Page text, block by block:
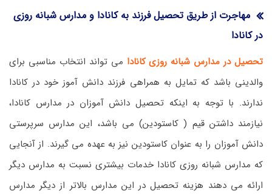
مهاجرت از طریق تحصیل فرزند به کانادا و مدارس شبانه روزی
در کانادا
تحصیل در مدارس شبانه روزی کانادا می تواند انتخاب مناسبی برای
والدینی باشد که تمایل به همراهی فرزند دانش آموز خود در کانادا
ندارند. با توجه به اینکه تحصیل دانش آموزان در مدارس کانادا،
نیازمند داشتن قیم ( کاستودین) می باشد، این مدارس سرپرستی
دانش آموزان را به عنوان کاستودین نیز به عهده می گیرند. از آنجایی
که مدارس شبانه روزی کانادا خدمات بیشتری نسبت به مدارس دیگر
ارائه می دهند هزینه تحصیل در این مدارس بالاتر از دیگر مدارس